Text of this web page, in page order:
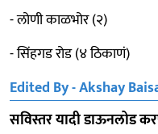
- लोणी काळभोर (२)
- सिंहगड रोड (४ ठिकाणं)
Edited By - Akshay
सविस्तर यादी डाऊनलोड